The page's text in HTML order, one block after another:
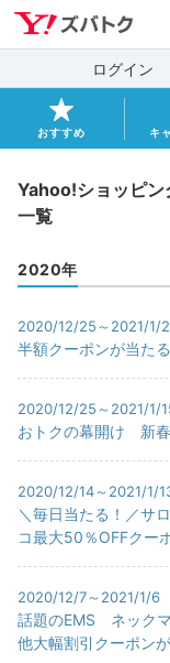
ログイン
おすすめ キ
Yahoo!ショッピン
一覧
2020年
2020/12/25～2021/1/
半額クーポンが当た
2020/12/25～2021/1/
おトクの幕開け 新
2020/12/14～2021/1/
＼毎日当たる！／サ
コ最大50％OFFクー
2020/12/7～2021/1/6
話題のEMS ネック
他大幅割引クーポン